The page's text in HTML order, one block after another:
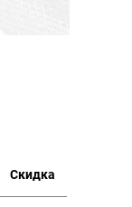
Скидка